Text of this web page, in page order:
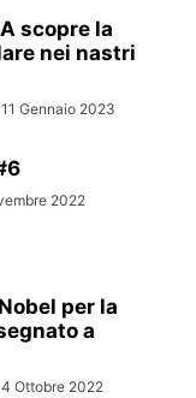
scopre la
nei nastri
11 Gennaio 2023
2022
per la
a
4 Ottobre 2022